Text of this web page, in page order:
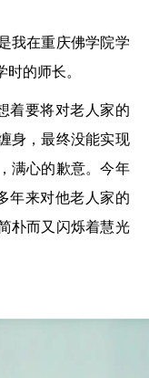
我在重庆佛学院学
的师长。
着要将对老人家的
身，最终没能实现
满心的歉意。今年
年来对他老人家的
朴而又闪烁着慧光